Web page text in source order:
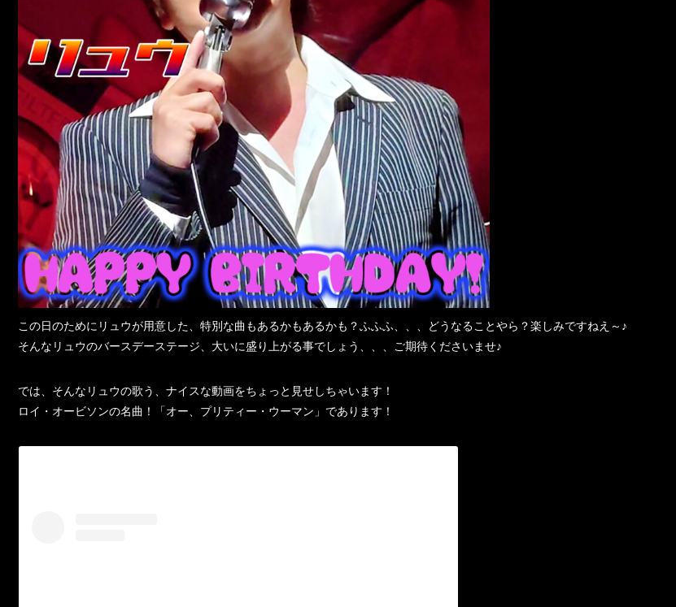
この日のためにリュウが用意した、特別な曲もあるかもあるかも？ふふふ、、、どうなることやら？楽しみですねえ～♪
そんなリュウのバースデーステージ、大いに盛り上がる事でしょう、、、ご期待くださいませ♪
では、そんなリュウの歌う、ナイスな動画をちょっと見せしちゃいます！
ロイ・オービソンの名曲！「オー、プリティー・ウーマン」であります！